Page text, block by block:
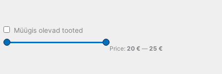
Müügis olevad tooted
Price:20 € —25 €